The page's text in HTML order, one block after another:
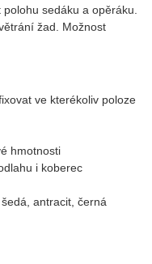
sedáku a opěráku.
žad. Možnost
ve kterékoliv poloze
hmotnosti
i koberec
antracit, černá